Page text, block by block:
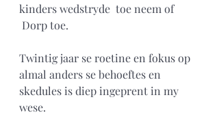
kinders wedstryde  toe neem of
Dorp toe.
Twintig jaar se roetine en fokus op
almal anders se behoeftes en
skedules is diep ingeprent in my
wese.